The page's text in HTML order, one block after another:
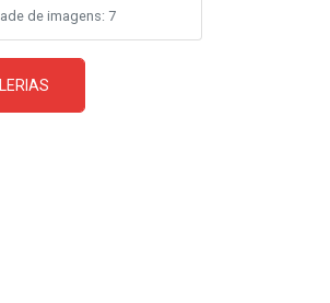
de imagens: 7